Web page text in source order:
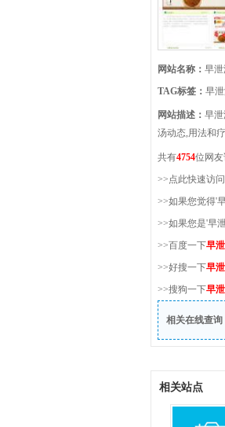
网站名称： 早泄
TAG标签： 早
网站描述： 早
汤动态,用法和
共有4754位网友
>>点此快速访
>>如果您觉得'
>>如果您是'早
>>百度一下早
>>好搜一下早
>>搜狗一下早
相关在线查询
相关站点